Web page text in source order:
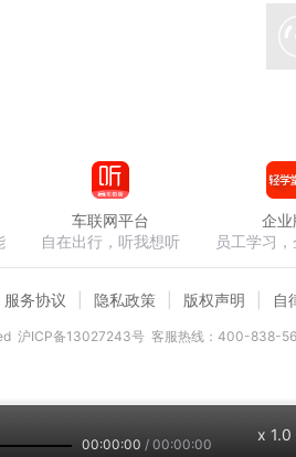
00:00:00 / 00:00:00
x 1.0
车联网平台
自在出行，听我想听
企业
员工学习
服务协议 隐私政策 版权声明 自
沪ICP备13027243号 客服热线：400-838-